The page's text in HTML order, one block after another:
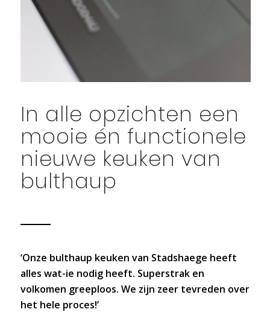
In alle opzichten een
mooie én functionele
nieuwe keuken van
bulthaup
‘Onze bulthaup keuken van Stadshaege heeft
alles wat-ie nodig heeft. Superstrak en
volkomen greeploos. We zijn zeer tevreden over
het hele proces!’